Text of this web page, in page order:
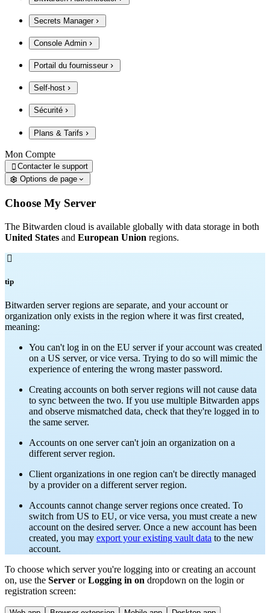
Secrets Manager
Console Admin
Portail du fournisseur
Self-host
Sécurité
Plans & Tarifs
Mon Compte
 Contacter le support
Options de page
Choose My Server
The Bitwarden cloud is available globally with data storage in both
United States and European Union regions.

tip
Bitwarden server regions are separate, and your account or
organization only exists in the region where it was first created,
meaning:
You can't log in on the EU server if your account was created
on a US server, or vice versa. Trying to do so will mimic the
experience of entering the wrong master password.
Creating accounts on both server regions will not cause data
to sync between the two. If you use multiple Bitwarden apps
and observe mismatched data, check that they're logged in to
the same server.
Accounts on one server can't join an organization on a
different server region.
Client organizations in one region can't be directly managed
by a provider on a different server region.
Accounts cannot change server regions once created. To
switch from US to EU, or vice versa, you must create a new
account on the desired server. Once a new account has been
created, you may export your existing vault data to the new
account.
To choose which server you're logging into or creating an account
on, use the Server orLogging in on dropdown on the login or
registration screen: